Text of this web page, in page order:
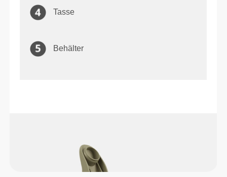
Tasse
Behälter